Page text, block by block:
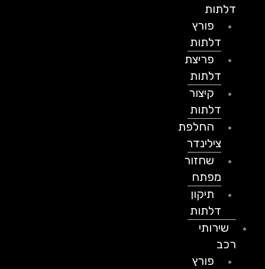
דלתות
פורץ
דלתות
פריצת
דלתות
קיצור
דלתות
החלפת
צילינדר
שחזור
מפתח
תיקון
דלתות
שירותי
פורץ